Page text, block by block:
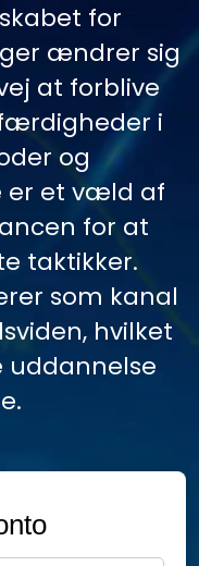
for
ændrer sig
at forblive
i
og
er et væld af
for at
taktikker.
som kanal
hvilket
uddannelse